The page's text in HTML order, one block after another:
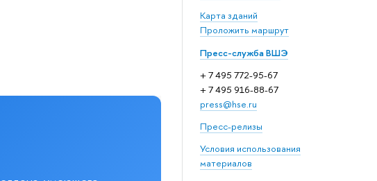
Карта зданий
Проложить маршрут
Пресс-служба ВШЭ
+ 7 495 772-95-67
+ 7 495 916-88-67
press@hse.ru
Пресс-релизы
Условия использования
материалов